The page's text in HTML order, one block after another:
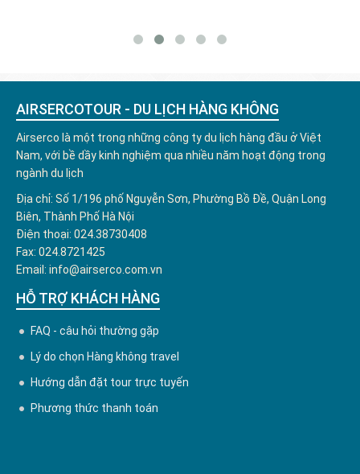
AIRSERCOTOUR - DU LỊCH HÀNG KHÔNG
Airserco là một trong những công ty du lịch hàng đầu ở Việt
Nam, với bề dầy kinh nghiệm qua nhiều năm hoạt động trong
ngành du lịch
Địa chỉ: Số 1/196 phố Nguyễn Sơn, Phường Bồ Đề, Quận Long
Biên, Thành Phố Hà Nội
Điện thoại: 024.38730408
Fax: 024.8721425
Email: info@airserco.com.vn
HỖ TRỢ KHÁCH HÀNG
FAQ - câu hỏi thường gặp
Lý do chọn Hàng không travel
Hướng dẫn đặt tour trực tuyến
Phương thức thanh toán